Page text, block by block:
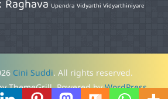
Upendra Vidyarthi Vidyarthiniyare
Cini Suddi. All rights reserved.
ThemeGrill. Powered byWordPress.